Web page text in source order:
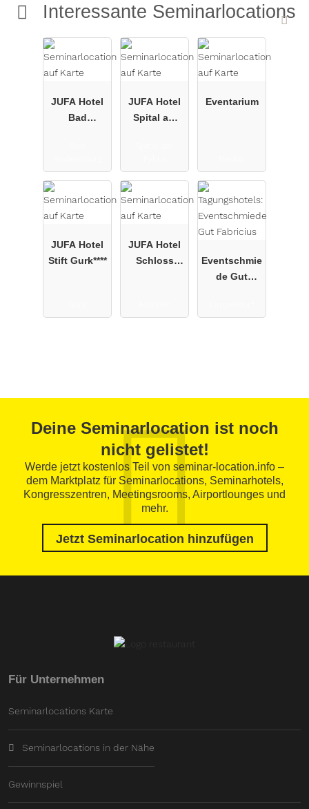
Interessante Seminarlocations
JUFA Hotel
Bad
JUFA Hotel
Spital am
Eventarium
JUFA Hotel
Stift Gurk****
JUFA Hotel
Schloss
Eventschmie
de Gut
Deine Seminarlocation ist noch
nicht gelistet!
Werde jetzt kostenlos Teil von seminar-location.info –
dem Marktplatz für Seminarlocations, Seminarhotels,
Kongresszentren, Meetingsrooms, Airportlounges und
mehr.
Jetzt Seminarlocation hinzufügen
Für Unternehmen
Seminarlocations Karte
Seminarlocations in der Nähe
Gewinnspiel